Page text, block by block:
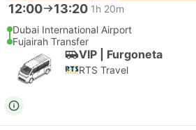
12:00 13:20 1h 20m
Dubai International Airport
Fujairah Transfer
VIP | Furgoneta
RTS Travel